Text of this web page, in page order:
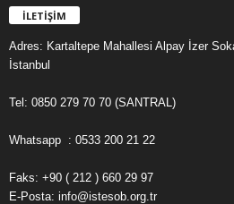
İLETİŞİM
Adres: Kartaltepe Mahallesi Alpay İzer
İstanbul
Tel: 0850 279 70 70 (SANTRAL)
Whatsapp : 0533 200 21 22
Faks: +90 ( 212 ) 660 29 97
E-Posta: info@istesob.org.tr